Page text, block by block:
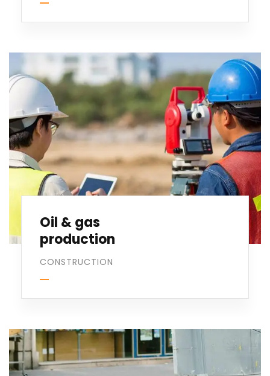
Oil & gas
production
CONSTRUCTION